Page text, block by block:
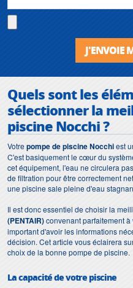
J'ENVOIE
Quels sont les
sélectionner la
piscine Nocchi ?
Votrepompe de piscine Nocchiest
C'est basiquement le cœur du
cet équipement, l'eau ne circulera
de filtration pour être correctement
une piscine sale pleine d'eau
Il est donc essentiel de choisir la
(PENTAIR)convenant parfaitement
important d'avoir les informations
décision. Cet article vous éclairera
choix de la bonne pompe de piscine.
La capacité de votre piscine